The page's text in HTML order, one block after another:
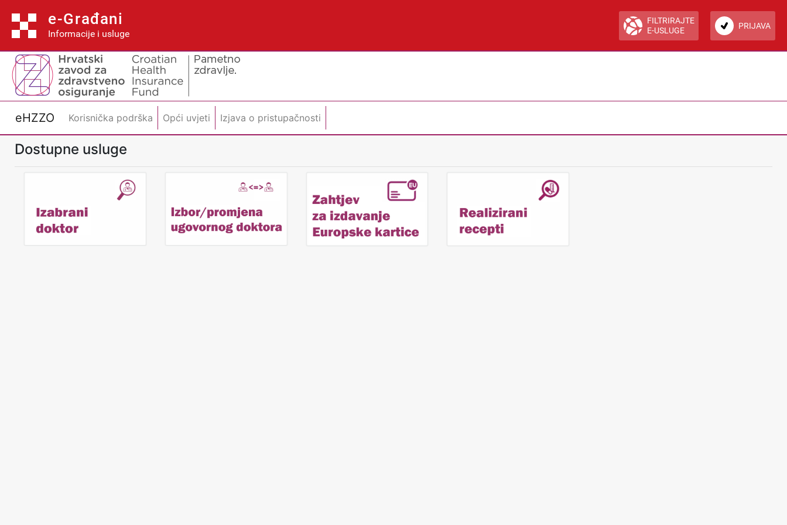
e-Građani
Informacije i usluge
FILTRIRAJTE
E-USLUGE
PRIJAVA
eHZZO Korisnička podrška Opći uvjeti Izjava o pristupačnosti
Dostupne usluge